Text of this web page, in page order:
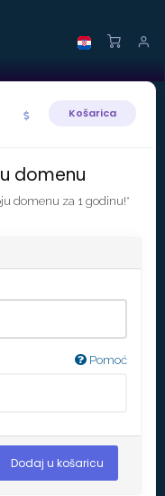
Košarica
domenu
domenu za 1 godinu!*
Pomoć
Dodaj u košaricu